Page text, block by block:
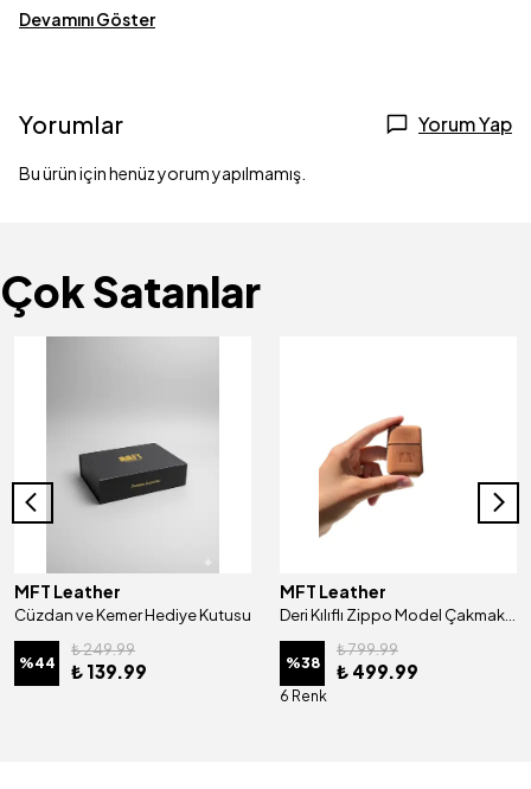
Devamını Göster
Yorumlar Yorum Yap
Bu ürün için henüz yorum yapılmamış.
Çok Satanlar
MFT Leather
Cüzdan ve Kemer Hediye Kutusu
%44
₺ 249.99
₺ 139.99
MFT Leather
%38
₺ 799.99
₺ 499.99
6 Renk